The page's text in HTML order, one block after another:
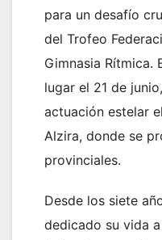
para un desafío
del Trofeo
Gimnasia Rítmica.
lugar el 21 de
actuación estelar
Alzira, donde se
provinciales.
Desde los siete
dedicado su vida